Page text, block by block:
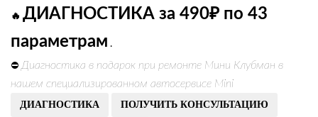
🔥 ДИАГНОСТИКА за 490₽ по 43
параметрам .
⛔ Диагностика в подарок при ремонте Мини Клубман в
нашем специализированном автосервисе Mini
ДИАГНОСТИКА ПОЛУЧИТЬ КОНСУЛЬТАЦИЮ